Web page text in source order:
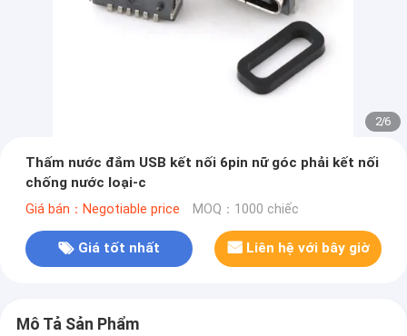
2/6
Thấm nước đắm USB kết nối 6pin nữ góc phải kết nối
chống nước loại-c
Giá bán：Negotiable price MOQ：1000 chiếc
Giá tốt nhất Liên hệ với bây giờ
Mô Tả Sản Phẩm